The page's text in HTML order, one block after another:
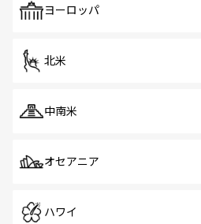
で、ホーカーズは地元の風
ヨーロッパ
北米
中南米
オセアニア
ハワイ